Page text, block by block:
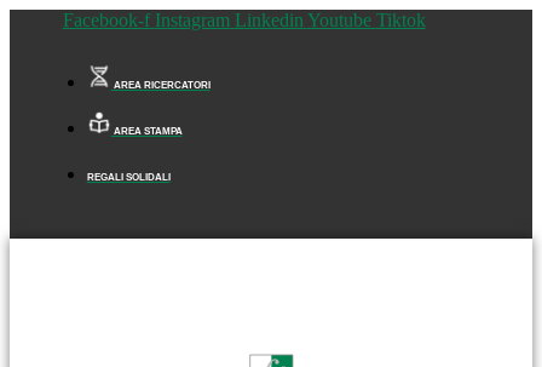
Facebook-f Instagram Linkedin Youtube Tiktok
AREA RICERCATORI
AREA STAMPA
REGALI SOLIDALI